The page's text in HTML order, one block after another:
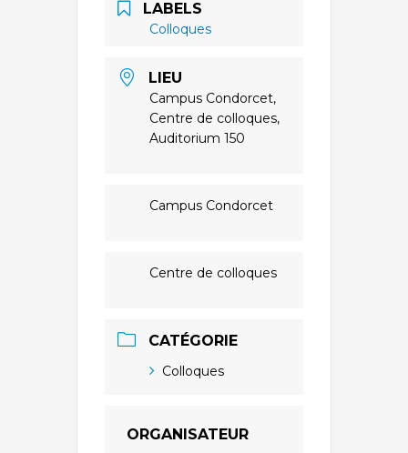
LABELS
Colloques
LIEU
Campus Condorcet,
Centre de colloques,
Auditorium 150
Campus Condorcet
Centre de colloques
CATÉGORIE
Colloques
ORGANISATEUR